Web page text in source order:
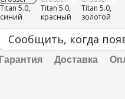
Сообщить, когда
Гарантия Доставка